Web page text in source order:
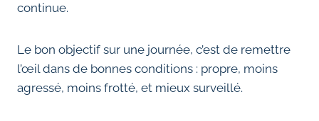
continue.
Le bon objectif sur une journée, c’est de remettre
l’œil dans de bonnes conditions : propre, moins
agressé, moins frotté, et mieux surveillé.